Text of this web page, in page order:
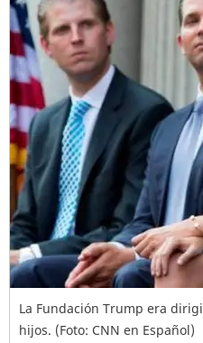
La Fundación Trump era
hijos. (Foto: CNN en Español)